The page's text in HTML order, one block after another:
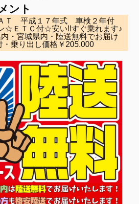
ント
平成１７年式 車検２年付
☆ＥＴＣ付☆安い‼すぐ乗れます♪
・宮城県内・陸送無料でお届け
・乗り出し価格￥205.000